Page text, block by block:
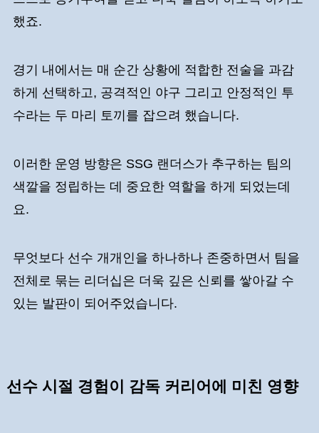
했죠.
경기 내에서는 매 순간 상황에 적합한 전술을 과감
하게 선택하고, 공격적인 야구 그리고 안정적인 투
수라는 두 마리 토끼를 잡으려 했습니다.
이러한 운영 방향은 SSG 랜더스가 추구하는 팀의
색깔을 정립하는 데 중요한 역할을 하게 되었는데
요.
무엇보다 선수 개개인을 하나하나 존중하면서 팀을
전체로 묶는 리더십은 더욱 깊은 신뢰를 쌓아갈 수
있는 발판이 되어주었습니다.
선수 시절 경험이 감독 커리어에 미친 영향